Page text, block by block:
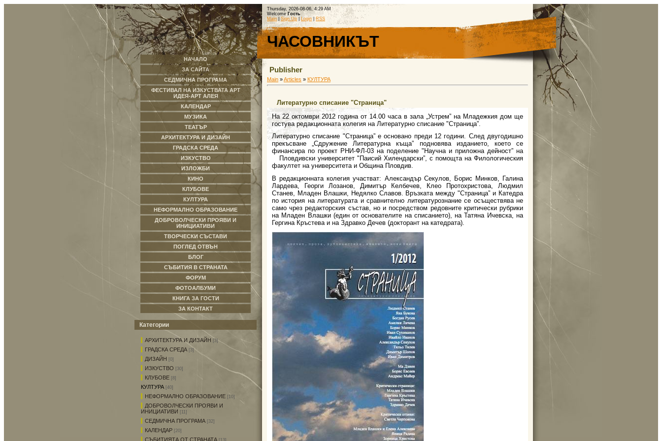
НАЧАЛО
ЗА САЙТА
СЕДМИЧНА ПРОГРАМА
ФЕСТИВАЛ НА ИЗКУСТВАТА АРТ
ИДЕЯ-АРТ АЛЕЯ
КАЛЕНДАР
МУЗИКА
ТЕАТЪР
АРХИТЕКТУРА И ДИЗАЙН
ГРАДСКА СРЕДА
ИЗКУСТВО
ИЗЛОЖБИ
КИНО
КЛУБОВЕ
КУЛТУРА
НЕФОРМАЛНО ОБРАЗОВАНИЕ
ДОБРОВОЛЧЕСКИ ПРОЯВИ И
ИНИЦИАТИВИ
ТВОРЧЕСКИ СЪСТАВИ
ПОГЛЕД ОТВЪН
БЛОГ
СЪБИТИЯ В СТРАНАТА
ФОРУМ
ФОТОАЛБУМИ
КНИГА ЗА ГОСТИ
ЗА КОНТАКТ
Категории
АРХИТЕКТУРА И ДИЗАЙН [3]
ГРАДСКА СРЕДА [3]
ДИЗАЙН [0]
ИЗКУСТВО [30]
КЛУБОВЕ [8]
КУЛТУРА [40]
НЕФОРМАЛНО ОБРАЗОВАНИЕ [10]
ДОБРОВОЛЧЕСКИ ПРОЯВИ И
ИНИЦИАТИВИ
[11]
СЕДМИЧНА ПРОГРАМА [32]
КАЛЕНДАР [20]
СЪБИТИЯТА ОТ СТРАНАТА [13]
Thursday, 2026-08-06, 4:29 AM
Welcome Гость
Main
Sign Up Login RSS
ЧАСОВНИКЪТ
Publisher
Main »Articles » КУЛТУРА
Литературно списание "Страница"
На 22 октомври 2012 година от 14.00 часа в зала „Устрем” на Младежкия дом ще
гостува редакционната колегия на Литературно списание "Страница”.
Литературно списание "Страница” е основано преди 12 години. След двугодишно
прекъсване „Сдружение Литературна къща” подновява изданието, което се
финансира по проект РНИ-ФЛ-03 на поделение "Научна и приложна дейност” на
Пловдивски университет "Паисий Хилендарски”, с помощта на Филологическия
факултет на университета и Община Пловдив.
В редакционната колегия участват: Александър Секулов, Борис Минков, Галина
Лардева, Георги Лозанов, Димитър Келбечев, Клео Протохристова, Людмил
Станев, Младен Влашки, Недялко Славов. Връзката между "Страница” и Катедра
по история на литературата и сравнително литературознание се осъществява не
само чрез редакторския състав, но и посредством редовните критически рубрики
на Младен Влашки (един от основателите на списанието), на Татяна Ичевска, на
Гергина Кръстева и на Здравко Дечев (докторант на катедрата).